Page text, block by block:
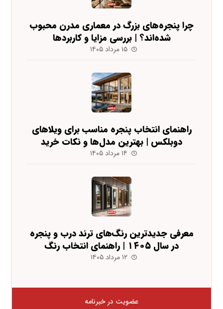
چرا پنجره‌های بزرگ در معماری مدرن محبوب
شده‌اند؟ | بررسی مزایا و کاربردها
۱۵ مرداد ۱۴۰۵
راهنمای انتخاب پنجره مناسب برای ویلاهای
دوبلکس | بهترین مدل‌ها و نکات خرید
۱۴ مرداد ۱۴۰۵
معرفی جدیدترین رنگ‌های ترند درب و پنجره
در سال ۱۴۰۵ | راهنمای انتخاب رنگ
۱۲ مرداد ۱۴۰۵
عضویت در خبرنامه